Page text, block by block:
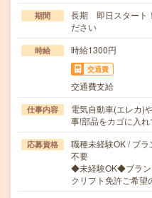
期間
長期 即日スタート
ださい
時給 時給1300円
交通費
交通費支給
仕事内容
電気自動車(エレカ)
事!部品をカゴに入
応募資格
職種未経験OK / ブ
不要
◆未経験OK◆ブラン
クリフト免許ご希